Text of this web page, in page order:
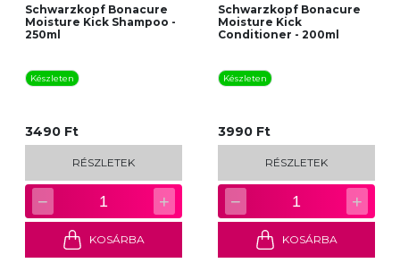
Schwarzkopf Bonacure
Moisture Kick Shampoo -
250ml
Készleten
3490 Ft
RÉSZLETEK
− 1 +
KOSÁRBA
Schwarzkopf Bonacure
Moisture Kick
Conditioner - 200ml
Készleten
3990 Ft
RÉSZLETEK
− 1 +
KOSÁRBA